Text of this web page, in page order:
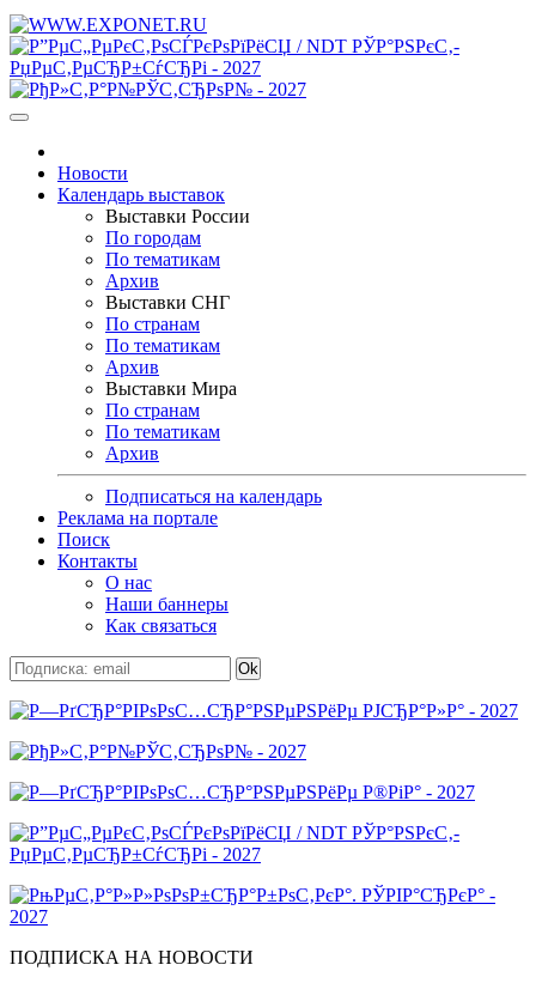
Новости
Календарь выставок
Выставки России
По городам
По тематикам
Архив
Выставки СНГ
По странам
По тематикам
Архив
Выставки Мира
По странам
По тематикам
Архив
Подписаться на календарь
Реклама на портале
Поиск
Контакты
О нас
Наши баннеры
Как связаться
ПОДПИСКА НА НОВОСТИ